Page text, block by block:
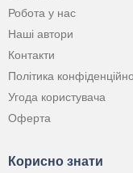
Робота у нас
Наші автори
Контакти
Політика
Угода користувача
Оферта
Корисно знати